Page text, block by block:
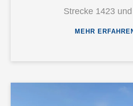
Strecke 1423
MEHR